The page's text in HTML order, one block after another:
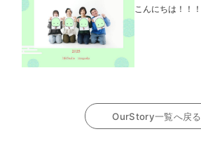
こんにちは！！！
OurStory一覧へ戻る